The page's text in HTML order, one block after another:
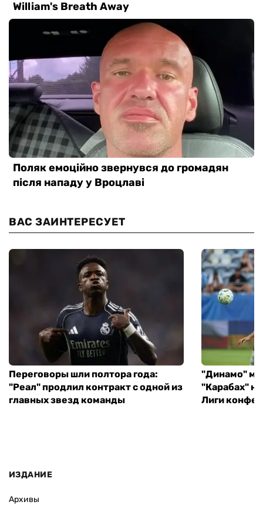
ВАС ЗАИНТЕРЕСУЕТ
Переговоры шли полтора года:
"Реал" продлил контракт с одной из
главных звезд команды
"Динамо"
"Карабах"
Лиги
ИЗДАНИЕ
Архивы